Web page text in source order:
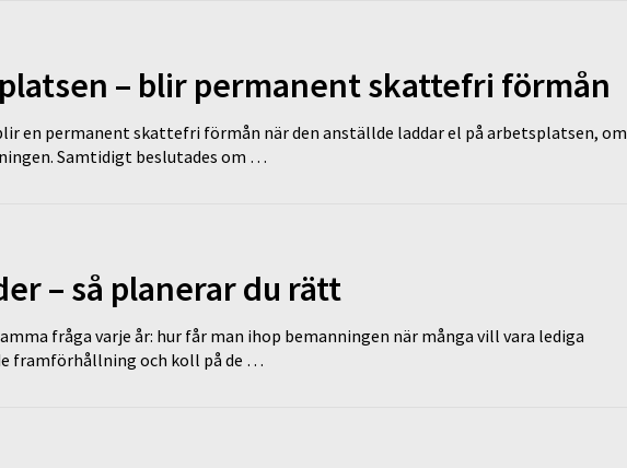
– blir permanent skattefri förmån
en permanent skattefri förmån när den anställde laddar el på arbetsplatsen, om
Samtidigt beslutades om …
– så planerar du rätt
fråga varje år: hur får man ihop bemanningen när många vill vara lediga
framförhållning och koll på de …